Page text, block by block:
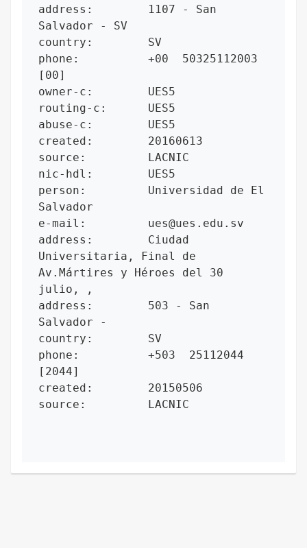
address:        1107 - San
Salvador - SV
country:        SV
phone:          +00  50325112003
[00]
owner-c:        UES5
routing-c:      UES5
abuse-c:        UES5
created:        20160613
source:         LACNIC
nic-hdl:        UES5
person:         Universidad de El
Salvador
e-mail:         ues@ues.edu.sv
address:        Ciudad
Universitaria, Final de
Av.Mártires y Héroes del 30
julio, ,
address:        503 - San
Salvador -
country:        SV
phone:          +503  25112044
[2044]
created:        20150506
source:         LACNIC